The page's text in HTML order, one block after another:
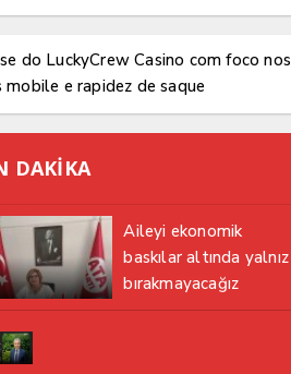
do LuckyCrew Casino com foco nos
mobile e rapidez de saque
DAKİKA
Aileyi ekonomik
baskılar altında yalnız
bırakmayacağız